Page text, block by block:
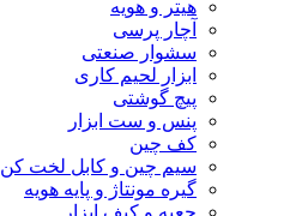
هیتر و هویه
آچار پرسی
سشوار صنعتی
ابزار لحیم کاری
پیچ گوشتی
پنس و ست ابزار
کف چین
سیم چین و کابل لخت کن
گیره مونتاژ و پایه هویه
جعبه و کیف ابزار